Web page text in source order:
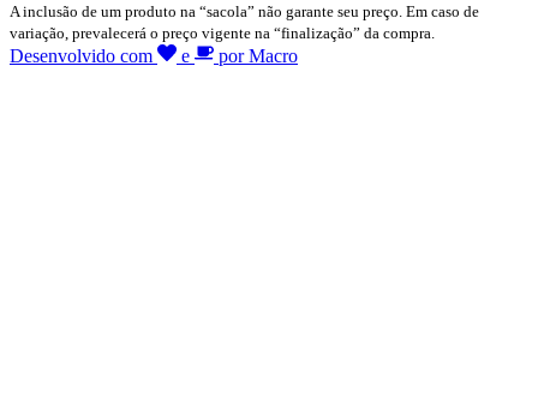
A inclusão de um produto na “sacola” não garante seu preço. Em caso de
variação, prevalecerá o preço vigente na “finalização” da compra.
Desenvolvido com e por Macro